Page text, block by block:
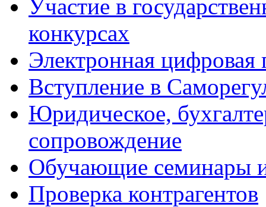
Участие в
конкурсах
Электронная
Вступление в
Юридическое,
сопровождение
Обучающие семинары
Проверка контрагентов